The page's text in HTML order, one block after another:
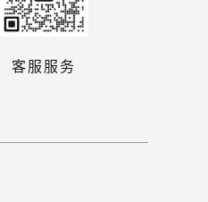
客服服务